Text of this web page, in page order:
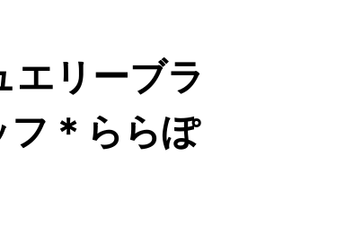
エリーブラ
フ＊ららぽ